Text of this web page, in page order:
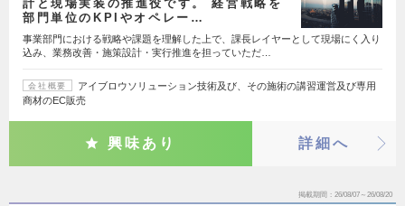
計と現場実装の推進役です。 経営戦略を
部門単位のKPIやオペレー…
事業部門における戦略や課題を理解した上で、課長レイヤーとして現場にく入り
込み、業務改善・施策設計・実行推進を担っていただ…
会社概要
アイブロウソリューション技術及び、その施術の講習運営及び専用
商材のEC販売
興味あり 詳細へ
掲載期間 26/08/07～26/08/20